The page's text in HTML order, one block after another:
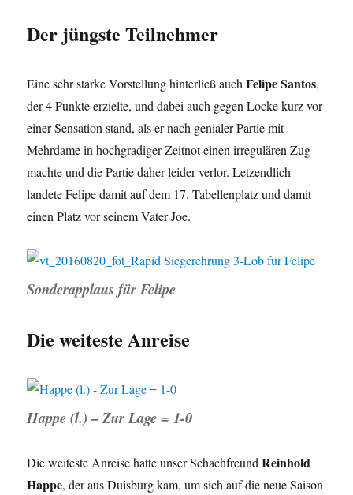
Der jüngste Teilnehmer
Eine sehr starke Vorstellung hinterließ auchFelipe Santos,
der 4 Punkte erzielte, und dabei auch gegen Locke kurz vor
einer Sensation stand, als er nach genialer Partie mit
Mehrdame in hochgradiger Zeitnot einen irregulären Zug
machte und die Partie daher leider verlor. Letzendlich
landete Felipe damit auf dem 17. Tabellenplatz und damit
einen Platz vor seinem Vater Joe.
Sonderapplaus für Felipe
Die weiteste Anreise
Happe (l.) – Zur Lage = 1-0
Die weiteste Anreise hatte unser SchachfreundReinhold
Happe, der aus Duisburg kam, um sich auf die neue Saison